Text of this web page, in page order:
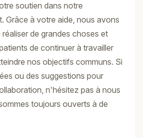
soutien dans notre
Grâce à votre aide, nous avons
de grandes choses et
de continuer à travailler
nos objectifs communs. Si
ou des suggestions pour
n'hésitez pas à nous
toujours ouverts à de